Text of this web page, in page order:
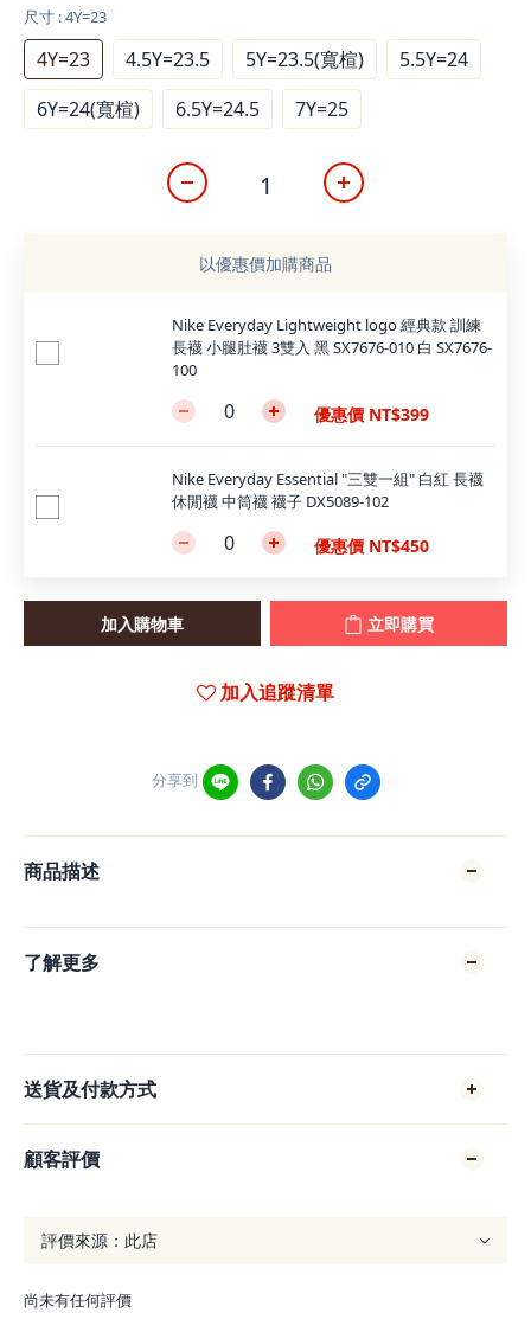
尺寸 : 4Y=23
4Y=23 4.5Y=23.5 5Y=23.5(寬楦)
5.5Y=24
6Y=24(寬楦)
6.5Y=24.5 7Y=25
以優惠價加購商品
Nike Everyday Lightweight logo 經典款 訓練
長襪 小腿肚襪 3雙入 黑 SX7676-010 白 SX7676-
100
優惠價 NT$399
Nike Everyday Essential "三雙一組" 白紅 長襪
休閒襪 中筒襪 襪子 DX5089-102
優惠價 NT$450
加入購物車 立即購買
加入追蹤清單
分享到
商品描述
了解更多
送貨及付款方式
顧客評價
尚未有任何評價